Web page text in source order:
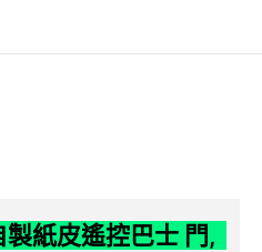
紙皮遙控巴士 門,